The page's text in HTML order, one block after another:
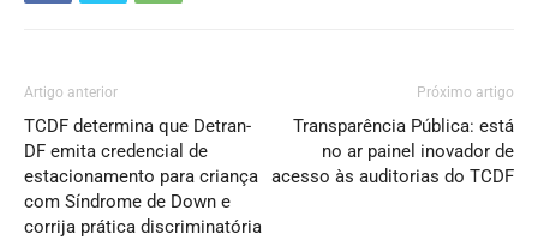
Artigo anterior
TCDF determina que Detran-
DF emita credencial de
estacionamento para criança
com Síndrome de Down e
corrija prática discriminatória
Próximo artigo
Transparência Pública: está
no ar painel inovador de
acesso às auditorias do TCDF